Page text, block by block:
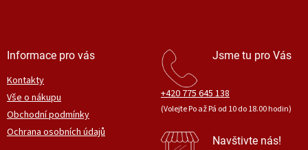
Informace pro vás
Kontakty
Vše o nákupu
Obchodní podmínky
Ochrana osobních údajů
Jsme tu pro Vás
+420 775 645 138
(Volejte Po až Pá od 10 do 18.00 hodin)
Navštivte nás!